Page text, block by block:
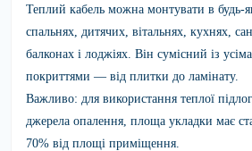
Теплий кабель можна монтувати в будь-
спальнях, дитячих, вітальнях, кухнях,
балконах і лоджіях. Він сумісний із
покриттями — від плитки до ламінату.
Важливо: для використання теплої
джерела опалення, площа укладки має
70% від площі приміщення.